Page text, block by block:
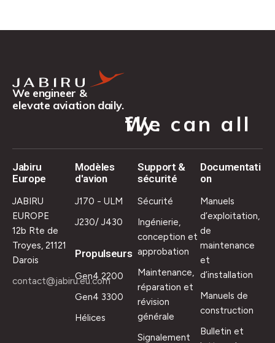
We engineer &
elevate aviation daily.
We can all fly.
Jabiru
Europe
JABIRU
EUROPE
12b Rte de
Troyes, 21121
Darois
contact@jabiru.eu.com
Modèles
d'avion
J170 - ULM
J230/ J430
Propulseurs
Gen4 2200
Gen4 3300
Hélices
Support &
sécurité
Sécurité
Ingénierie,
conception et
approbation
Maintenance,
réparation et
révision
générale
Signalement
Documentati
on
Manuels
d’exploitation,
de
maintenance
et
d’installation
Manuels de
construction
Bulletin et